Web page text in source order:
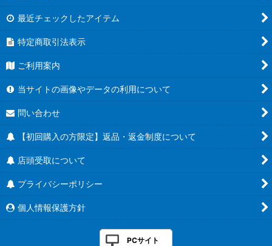
最近チェックしたアイテム
特定商取引法表示
ご利用案内
当サイトの画像やデータの利用について
問い合わせ
【初回購入の方限定】返品・返金制度について
店頭受取について
プライバシーポリシー
個人情報保護方針
PCサイト